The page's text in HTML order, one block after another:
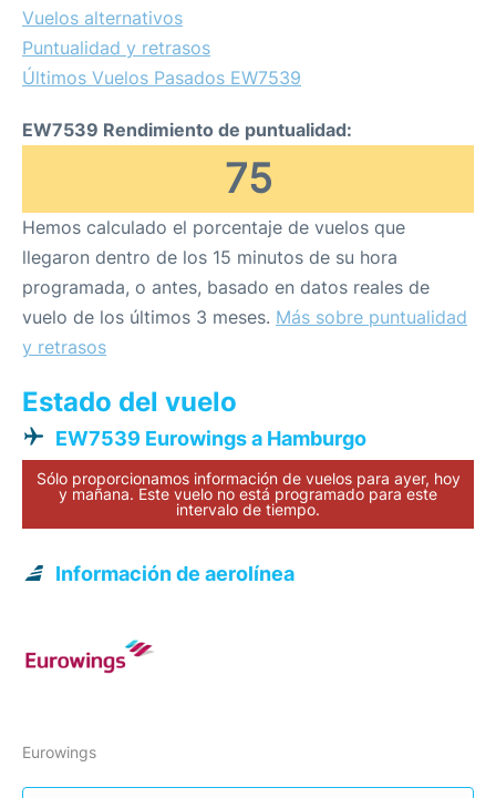
Vuelos alternativos
Puntualidad y retrasos
Últimos Vuelos Pasados EW7539
EW7539 Rendimiento de puntualidad:
75
Hemos calculado el porcentaje de vuelos que
llegaron dentro de los 15 minutos de su hora
programada, o antes, basado en datos reales de
vuelo de los últimos 3 meses. Más sobre puntualidad
y retrasos
Estado del vuelo
EW7539 Eurowings a Hamburgo
Sólo proporcionamos información de vuelos para ayer, hoy
y mañana. Este vuelo no está programado para este
intervalo de tiempo.
Información de aerolínea
Eurowings